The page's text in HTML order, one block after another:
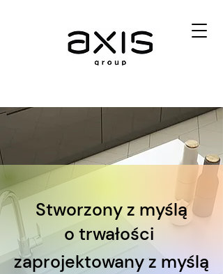
Stworzony z myślą
o trwałości
zaprojektowany z myślą